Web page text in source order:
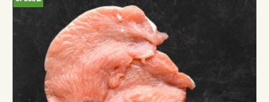
(bbq)